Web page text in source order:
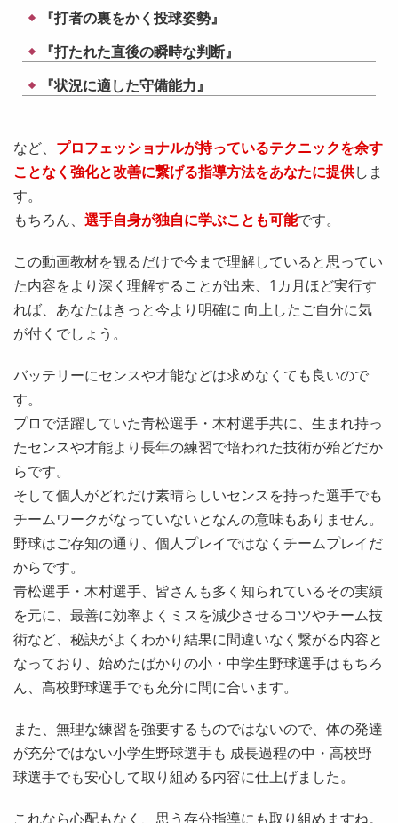
『打者の裏をかく投球姿勢』
『打たれた直後の瞬時な判断』
『状況に適した守備能力』
など、 プロフェッショナルが持っているテクニックを余す
ことなく強化と改善に繋げる指導方法をあなたに提供しま
す。
もちろん、 選手自身が独自に学ぶことも可能です。
この動画教材を観るだけで今まで理解していると思ってい
た内容をより深く理解することが出来、1カ月ほど実行す
れば、あなたはきっと今より明確に 向上したご自分に気
が付くでしょう。
バッテリーにセンスや才能などは求めなくても良いので
す。
プロで活躍していた青松選手・木村選手共に、生まれ持っ
たセンスや才能より長年の練習で培われた技術が殆どだか
らです。
そして個人がどれだけ素晴らしいセンスを持った選手でも
チームワークがなっていないとなんの意味もありません。
野球はご存知の通り、個人プレイではなくチームプレイだ
からです。
青松選手・木村選手、皆さんも多く知られているその実績
を元に、最善に効率よくミスを減少させるコツやチーム技
術など、秘訣がよくわかり結果に間違いなく繋がる内容と
なっており、始めたばかりの小・中学生野球選手はもちろ
ん、高校野球選手でも充分に間に合います。
また、無理な練習を強要するものではないので、体の発達
が充分ではない小学生野球選手も 成長過程の中・高校野
球選手でも安心して取り組める内容に仕上げました。
これなら心配もなく、思う存分指導にも取り組めますね。